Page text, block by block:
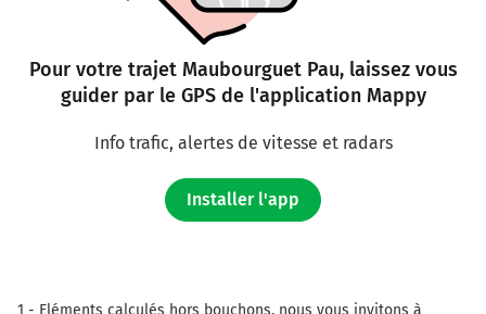
Pour votre trajet Maubourguet Pau, laissez vous
guider par le GPS de l'application Mappy
Info trafic, alertes de vitesse et radars
Installer l'app